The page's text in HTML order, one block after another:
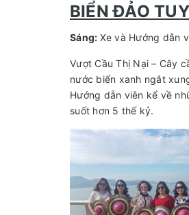
BIỂN ĐẢO
Sáng: Xe và Hướng dẫn
Vượt Cầu Thị Nại – Cây
nước biển xanh ngắt
Hướng dẫn viên kể về
suốt hơn 5 thế kỷ.